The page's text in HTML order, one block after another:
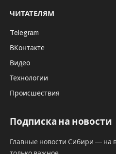
ЧИТАТЕЛЯМ
Telegram
ВКонтакте
Видео
Технологии
Происшествия
Подписка на новости
Главные новости Сибири — на